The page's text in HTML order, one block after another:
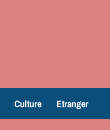
Culture Etranger